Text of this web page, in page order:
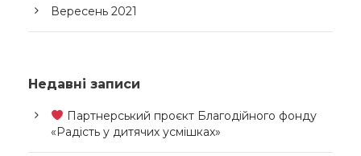
Вересень 2021
Недавні записи
Партнерський проєкт Благодійного фонду
«Радість у дитячих усмішках»